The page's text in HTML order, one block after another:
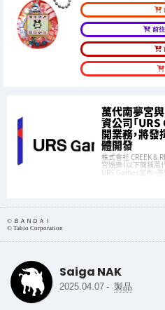
前
萬代南夢宮
資公司「
開業務，將
體開發
株式會社 CREEK &
宮娛樂（以下簡稱
URS Games宣布，
︎︎©︎ ＢＡＮＤＡＩ
© Tabio Corporation
Saiga NAK
2025.04.07 - 製品